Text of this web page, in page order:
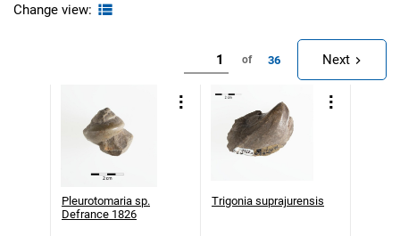
Change view:
of 36 Next
Pleurotomaria sp.
Defrance 1826
Trigonia suprajurensis